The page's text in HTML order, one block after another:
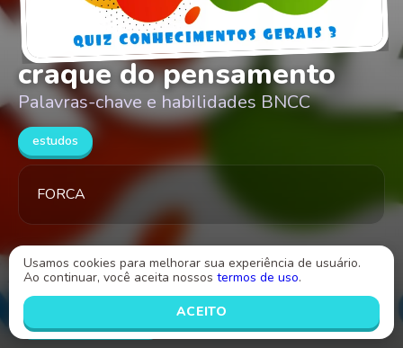
craque do pensamento
Palavras-chave e habilidades BNCC
estudos
FORCA
Criado por
matheus henrique bispo dos santos
Usamos cookies para melhorar sua experiência de usuário.
Ao continuar, você aceita nossos termos de uso.
ACEITO